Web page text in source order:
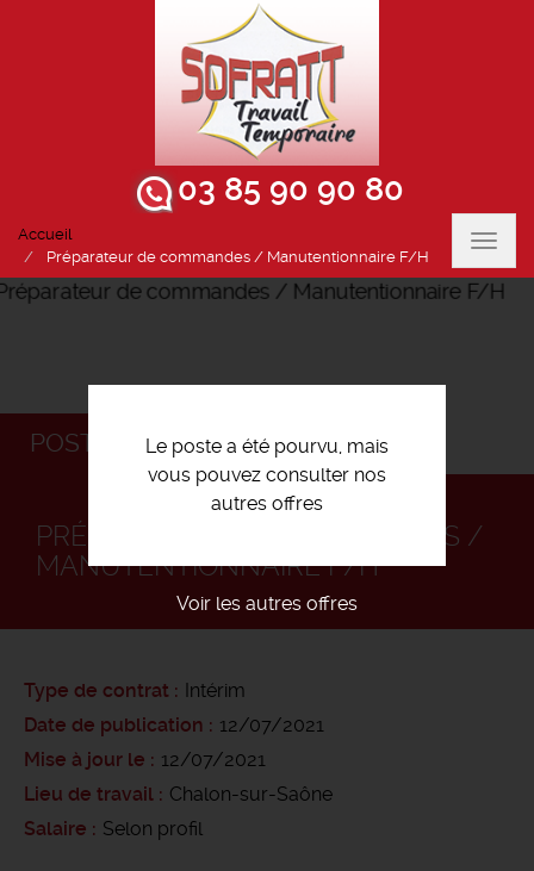
03 85 90 90 80
Accueil
Préparateur de commandes / Manutentionnaire F/H
Le poste a été pourvu, mais
vous pouvez consulter nos
autres offres
Voir les autres offres
POSTULEZ
PRÉPARATEUR DE COMMANDES /
MANUTENTIONNAIRE F/H
Type de contrat
Intérim
Date de publication
12/07/2021
Mise à jour le
12/07/2021
Lieu de travail
Chalon-sur-Saône
Salaire
Selon profil